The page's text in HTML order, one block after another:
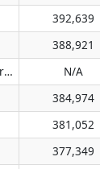
392,639
388,921
Passiert den Meridian nicht ( N/A )
N/A
384,974
381,052
377,349